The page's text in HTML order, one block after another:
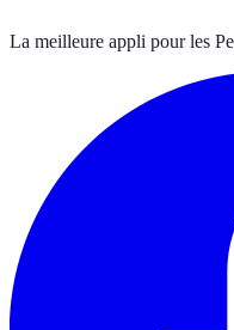
La meilleure appli pour les